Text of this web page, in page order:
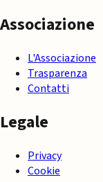
Associazione
L'Associazione
Trasparenza
Contatti
Legale
Privacy
Cookie